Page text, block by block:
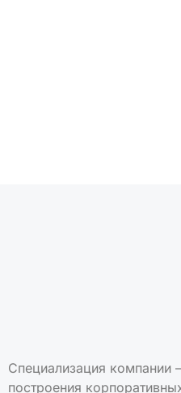
Специализация компании
построения